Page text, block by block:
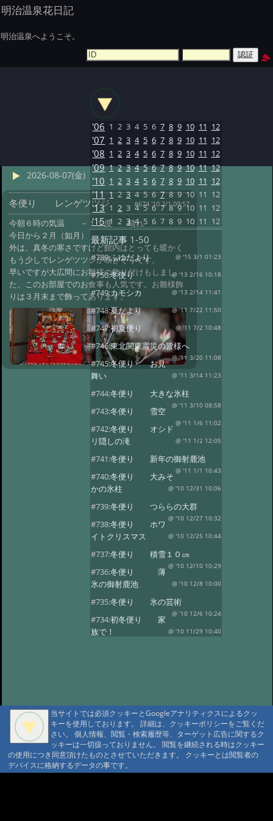
明治温泉花日記
明治温泉へようこそ。
2026-08-07(金)
冬便り レンゲツツジ #674 '10 2/1 09:57
今朝６時の気温 －１１度 晴れ
今日から２月（如月）
外は、真冬の寒さですけど館内はとっても暖かく
もう少しでレンゲツツジが咲きそうです。
早いですが大広間にお雛様の飾り付けもしまし
た、このお部屋でのお食事も人気です。お雛様飾
りは３月末まで飾ってあります。
'06 1 2 3 4 5 6 7 8 9 10 11 12
'07 1 2 3 4 5 6 7 8 9 10 11 12
'08 1 2 3 4 5 6 7 8 9 10 11 12
'09 1 2 3 4 5 6 7 8 9 10 11 12
'10 1 2 3 4 5 6 7 8 9 10 11 12
'11 1 2 3 4 5 6 7 8 9 10 11 12
'13 1 2 3 4 5 6 7 8 9 10 11 12
'15 1 2 3 4 5 6 7 8 9 10 11 12
最新記事 1-50
#789:ふゆだより @ '15 3/1 01:23
#750:冬便り @ '13 2/16 10:18
#749:カモシカ @ '13 2/14 11:41
#748:夏だより @ '11 7/22 11:50
#747:初夏便り @ '11 7/2 10:48
#746:東北関東震災の皆様へ
@ '11 3/20 11:08
#745:冬便り お見
舞い
@ '11 3/14 11:23
#744:冬便り 大きな氷柱
@ '11 3/10 08:58
#743:冬便り 雪空
@ '11 1/6 11:02
#742:冬便り オシド
リ隠しの滝
@ '11 1/2 12:05
#741:冬便り 新年の御射鹿池
@ '11 1/1 10:43
#740:冬便り 大みそ
かの氷柱
@ '10 12/31 10:06
#739:冬便り つららの大群
@ '10 12/27 10:32
#738:冬便り ホワ
イトクリスマス
@ '10 12/25 10:44
#737:冬便り 積雪１０㎝
@ '10 12/10 10:29
#736:冬便り 薄
氷の御射鹿池
@ '10 12/8 10:00
#735:冬便り 氷の芸術
@ '10 12/6 10:24
#734:初冬便り 家
族で！
@ '10 11/29 10:40
#730:初冬便り 御柱
@ '10 11/6 10:28
#729: 初冬便り 初
冠雪
@ '10 11/5 12:36
#728:初冬便り 哀愁
@ '10 11/3 10:13
当サイトでは必須クッキーとGoogleアナリティクスによるクッ
キーを使用しております。 詳細は、クッキーポリシーをご覧くだ
さい。 個人情報、閲覧・検索履歴等、ターゲット広告に関するク
ッキーは一切扱っておりません。 閲覧を継続される時はクッキー
の使用につき同意頂けたものとさせていただきます。 クッキーとは閲覧者の
デバイスに格納するデータの事です。